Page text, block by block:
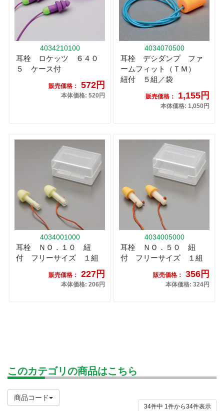
4034210100
耳栓 ロケッツ ６４０
５ ケース付
販売価格： 572円
本体価格: 520円
4034070500
耳栓 デシダンプ ファ
ームフィット（ＴＭ）
紐付 ５組／袋
販売価格： 1,155円
本体価格: 1,050円
4034001000
耳栓 ＮＯ．１０ 紐
付 フリーサイズ １組
販売価格： 227円
本体価格: 206円
4034005000
耳栓 ＮＯ．５０ 紐
付 フリーサイズ １組
販売価格： 356円
本体価格: 324円
このカテゴリの商品はこちら
商品コード
34件中 1 件から34件表示